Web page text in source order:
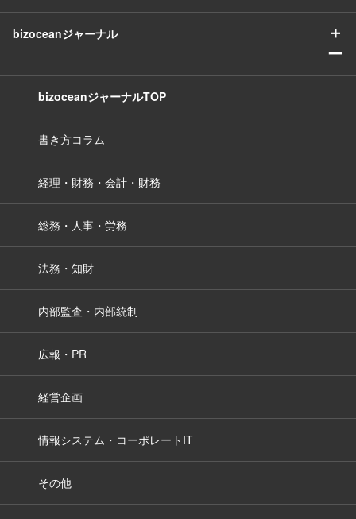
bizoceanジャーナル
＋
ー
bizoceanジャーナルTOP
書き方コラム
経理・財務・会計・財務
総務・人事・労務
法務・知財
内部監査・内部統制
広報・PR
経営企画
情報システム・コーポレートIT
その他